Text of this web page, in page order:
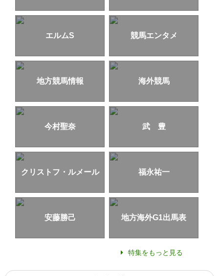
エルムS 競馬エンタメ
地方競馬情報 海外競馬
今村聖奈 武 豊
クリストフ・ルメール 福永祐一
安藤勝己 地方海外G1出馬表
特集をもっと見る